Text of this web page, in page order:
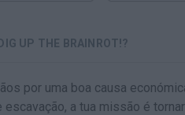
UP THE BRAINROT!?
por uma boa causa
a tua missão é